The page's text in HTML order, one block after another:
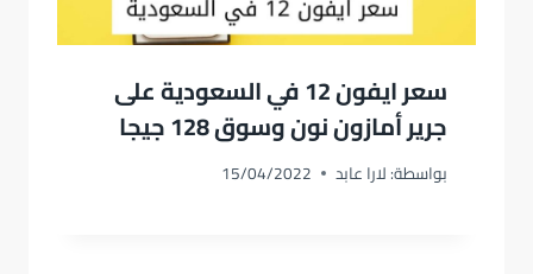
سعر ايفون 12 في السعودية على
جرير أمازون نون وسوق 128 جيجا
بواسطة:لارا عابد 15/04/2022